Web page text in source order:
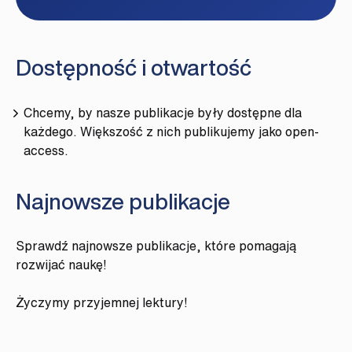
Dostępność i otwartość
Chcemy, by nasze publikacje były dostępne dla
każdego. Większość z nich publikujemy jako open-
access.
Najnowsze publikacje
Sprawdź najnowsze publikacje, które pomagają
rozwijać naukę!
Życzymy przyjemnej lektury!